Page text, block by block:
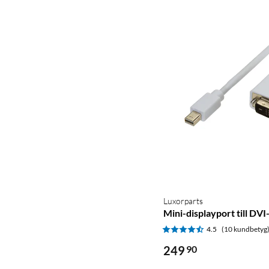
Luxorparts
Mini-displayport till
4.5 (10 kundbetyg)
249 90